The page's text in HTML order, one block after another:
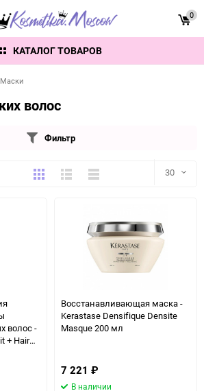
КАТАЛОГ ТОВАРОВ
0
Маски
волос
Фильтр
ПлиткаПодробноКомпактно 30
60
90
волос -
+ Hair
Восстанавливающая маска -
Kerastase Densifique Densite
Masque 200 мл
7 221 ₽
В наличии